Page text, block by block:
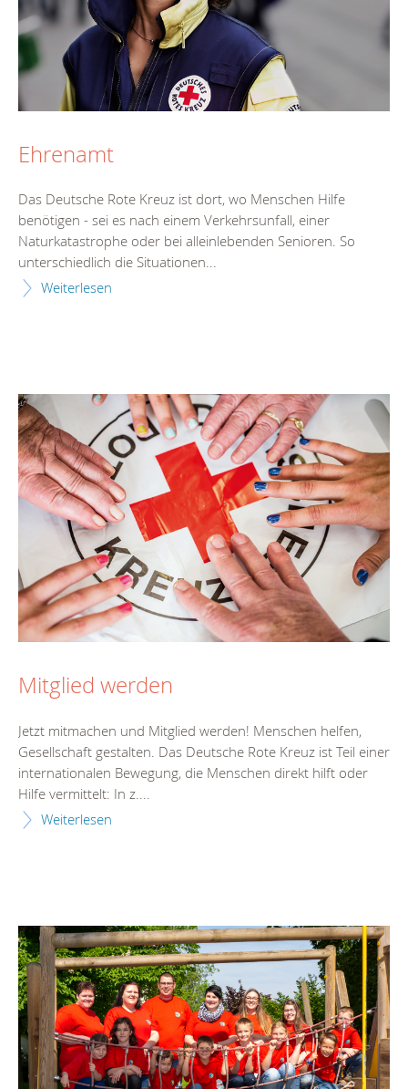
Ehrenamt
Das Deutsche Rote Kreuz ist dort, wo Menschen Hilfe
benötigen - sei es nach einem Verkehrsunfall, einer
Naturkatastrophe oder bei alleinlebenden Senioren. So
unterschiedlich die Situationen...
Weiterlesen
Mitglied werden
Jetzt mitmachen und Mitglied werden! Menschen helfen,
Gesellschaft gestalten. Das Deutsche Rote Kreuz ist Teil einer
internationalen Bewegung, die Menschen direkt hilft oder
Hilfe vermittelt: In z....
Weiterlesen